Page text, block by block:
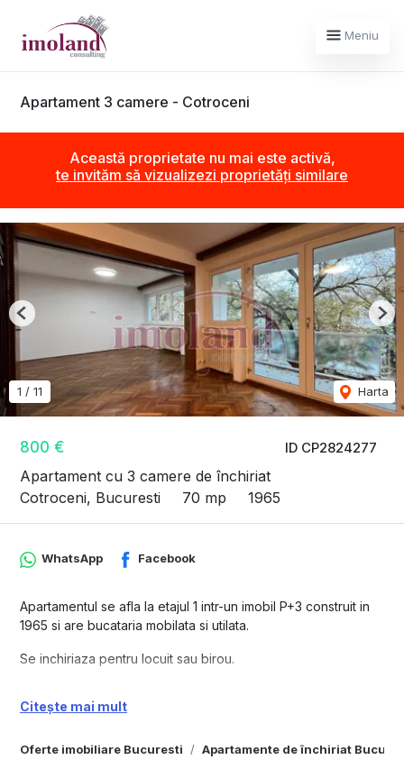
Meniu
Apartament 3 camere - Cotroceni
Această proprietate nu mai este activă,
te invităm să vizualizezi proprietăți similare
ID CP2824277
800 €
Apartament cu 3 camere de închiriat
Cotroceni, Bucuresti
70 mp 1965
1 / 11 Harta
Previous
Oferte imobiliare Bucuresti Apartamente de închiriat
WhatsApp Facebook
Apartamentul se afla la etajul 1 intr-un imobil P+3 construit in
1965 si are bucataria mobilata si utilata.
Se inchiriaza pentru locuit sau birou.
Citește mai mult